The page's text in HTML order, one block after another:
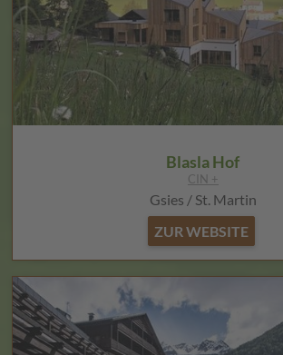
Blasla Hof
CIN +
Gsies / St. Martin
ZUR WEBSITE